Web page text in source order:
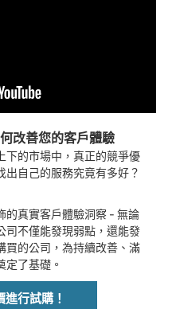
改善您的客戶體驗
下的市場中，真正的競爭優
出自己的服務究竟有多好？
的真實客戶體驗洞察 - 無論
司不僅能發現弱點，還能發
買的公司，為持續改善、滿
定了基礎。
行試購！